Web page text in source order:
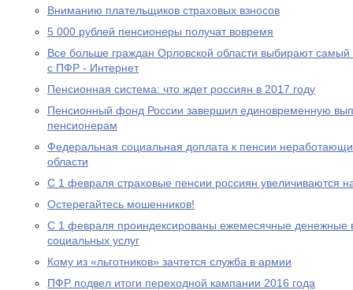
Вниманию плательщиков страховых взносов
5 000 рублей пенсионеры получат вовремя
Все больше граждан Орловской области выбирают
с ПФР - Интернет
Пенсионная система: что ждет россиян в 2017 году
Пенсионный фонд России завершил единовременную
пенсионерам
Федеральная социальная доплата к пенсии
области
С 1 февраля страховые пенсии россиян увеличиваются
Остерегайтесь мошенников!
С 1 февраля проиндексированы ежемесячные денежные
социальных услуг
Кому из «льготников» зачтется служба в армии
ПФР подвел итоги переходной кампании 2016 года